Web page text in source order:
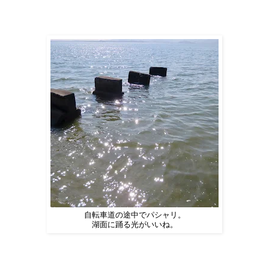
自転車道の途中でパシャリ。
湖面に踊る光がいいね。